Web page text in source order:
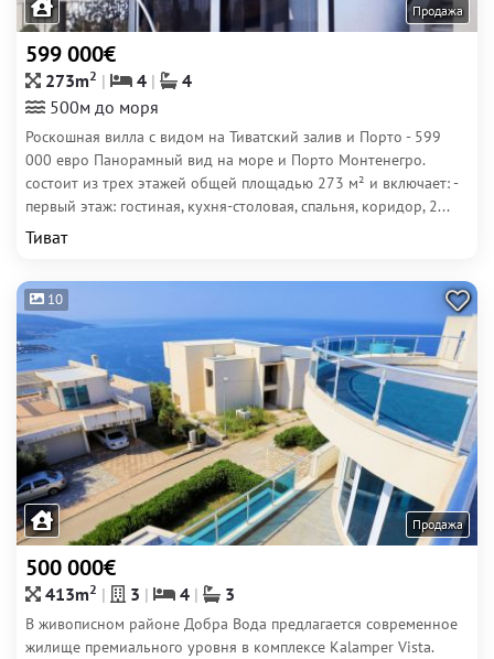
Продажа
599 000€
273m2 4
4
500м до моря
Роскошная вилла с видом на Тиватский залив и Порто - 599
000 евро Панорамный вид на море и Порто Монтенегро.
состоит из трех этажей общей площадью 273 м² и включает: -
первый этаж: гостиная, кухня-столовая, спальня, коридор, 2...
Тиват
10
Продажа
500 000€
413m2 3 4 3
В живописном районе Добра Вода предлагается современное
жилище премиального уровня в комплексе Kalamper Vista.